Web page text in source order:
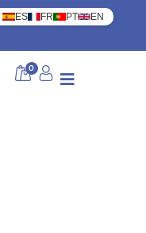
ES FR PT EN
0